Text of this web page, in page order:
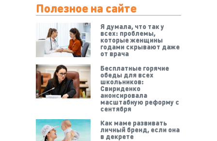
Полезное на сайте
Я думала, что так у
всех: проблемы,
которые женщины
годами скрывают даже
от врача
Бесплатные горячие
обеды для всех
школьников:
Свириденко
анонсировала
масштабную реформу с
сентября
Как маме развивать
личный бренд, если она
в декрете